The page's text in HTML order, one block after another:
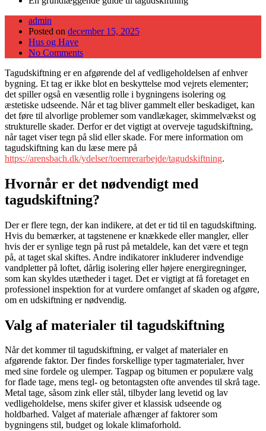
admin
Posted on december 15, 2025
Hus og Have
No Comments
Tagudskiftning er en afgørende del af vedligeholdelsen af enhver
bygning. Et tag er ikke blot en beskyttelse mod vejrets elementer;
det spiller også en væsentlig rolle i bygningens isolering og
æstetiske udseende. Når et tag bliver gammelt eller beskadiget, kan
det føre til alvorlige problemer som vandlækager, skimmelvækst og
strukturelle skader. Derfor er det vigtigt at overveje tagudskiftning,
når taget viser tegn på slid eller skade. For mere information om
tagudskiftning kan du læse mere på
https://arensbach.dk/ydelser/toemrerarbejde/tagudskiftning.
Hvornår er det nødvendigt med
tagudskiftning?
Der er flere tegn, der kan indikere, at det er tid til en tagudskiftning.
Hvis du bemærker, at tagstenene er knækkede eller mangler, eller
hvis der er synlige tegn på rust på metaldele, kan det være et tegn
på, at taget skal skiftes. Andre indikatorer inkluderer indvendige
vandpletter på loftet, dårlig isolering eller højere energiregninger,
som kan skyldes utætheder i taget. Det er vigtigt at få foretaget en
professionel inspektion for at vurdere omfanget af skaden og afgøre,
om en udskiftning er nødvendig.
Valg af materialer til tagudskiftning
Når det kommer til tagudskiftning, er valget af materialer en
afgørende faktor. Der findes forskellige typer tagmaterialer, hver
med sine fordele og ulemper. Tagpap og bitumen er populære valg
for flade tage, mens tegl- og betontagsten ofte anvendes til skrå tage.
Metal tage, såsom zink eller stål, tilbyder lang levetid og lav
vedligeholdelse, mens skifer giver et klassisk udseende og
holdbarhed. Valget af materiale afhænger af faktorer som
bygningens stil, budget og lokale klimaforhold.